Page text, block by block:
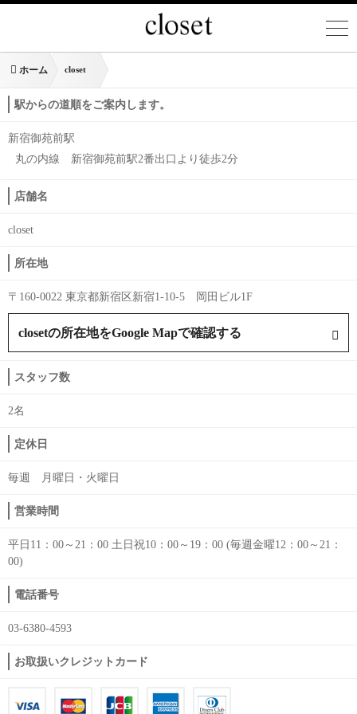
ホーム closet
駅からの道順をご案内します。
新宿御苑前駅
丸の内線 新宿御苑前駅2番出口より徒歩2分
店舗名
closet
所在地
〒160-0022 東京都新宿区新宿1-10-5 岡田ビル1F
closetの所在地をGoogle Mapで確認する
スタッフ数
2名
定休日
毎週 月曜日・火曜日
営業時間
平日11：00～21：00 土日祝10：00～19：00 (毎週金曜12：00～21：
00)
電話番号
03-6380-4593
お取扱いクレジットカード